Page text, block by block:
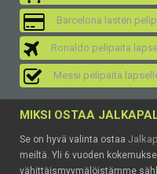
Barcelona lasten
Ronaldo pelipaita
Messi pelipaita
MIKSI OSTAA
Se on hyvä valinta ostaa
meiltä. Yli 6 vuoden
vähittäismyymälöistämme